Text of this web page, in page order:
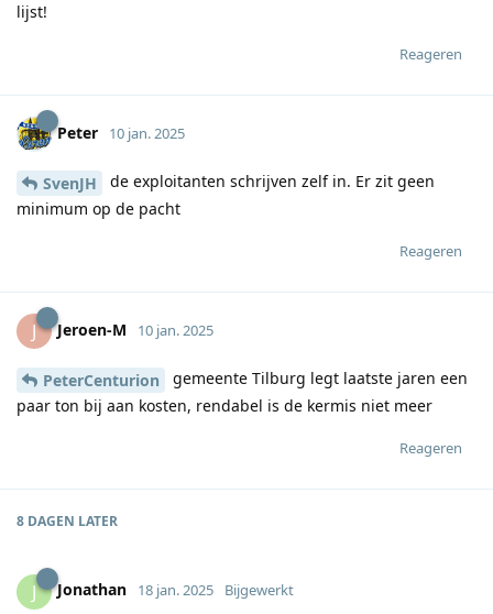
lijst!
Reageren
Peter 10 jan. 2025
SvenJH
de exploitanten schrijven zelf in. Er zit geen
minimum op de pacht
Reageren
J Jeroen-M 10 jan. 2025
PeterCenturion
gemeente Tilburg legt laatste jaren een
paar ton bij aan kosten, rendabel is de kermis niet meer
Reageren
8 DAGEN LATER
J Jonathan 18 jan. 2025 Bijgewerkt